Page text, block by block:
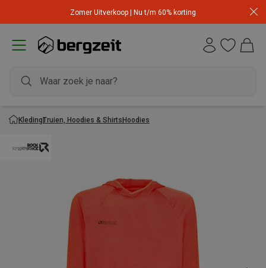
Zomer Uitverkoop | Nu t/m 60% korting
KledingTruien, Hoodies & ShirtsHoodies